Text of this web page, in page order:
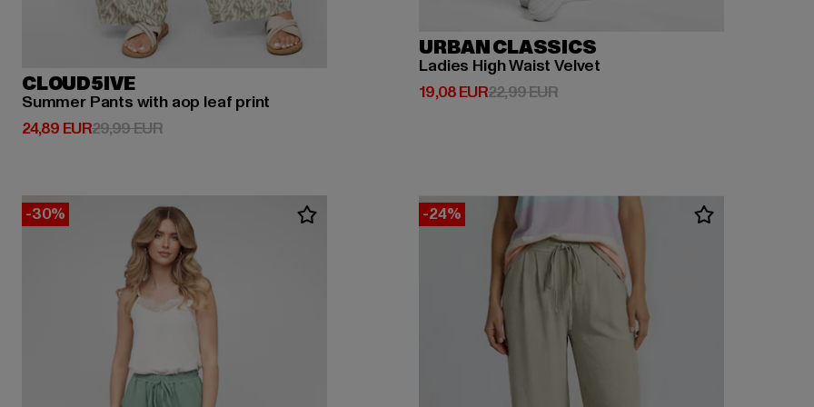
CLOUD5IVE
Summer Pants with aop leaf print
24,89 EUR
Derzeitiger Preis: 24,89 EUR
29,99 EURAktionspreis: 29,99 EUR
URBAN CLASSICS
Ladies High Waist Velvet
19,08 EUR
Derzeitiger Preis: 19,08 EUR
22,99 EURAktionspreis: 22,99 EUR
-30% -24%